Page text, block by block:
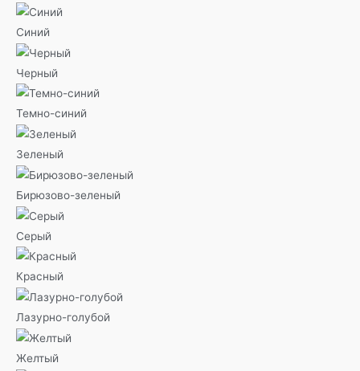
Синий
Черный
Темно-синий
Зеленый
Бирюзово-зеленый
Серый
Красный
Лазурно-голубой
Желтый